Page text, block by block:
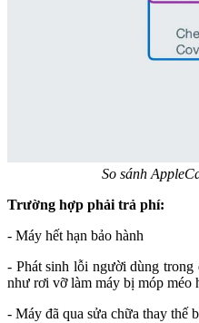
So sánh
Trường hợp phải trả phí:
- Máy hết hạn bảo hành
- Phát sinh lỗi người dùng
như rơi vỡ làm máy bị móp méo
- Máy đã qua sửa chữa thay thế